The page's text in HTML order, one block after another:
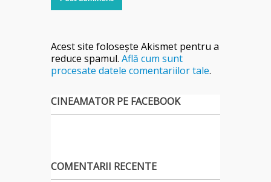
Acest site folosește Akismet pentru a
reduce spamul. Află cum sunt
procesate datele comentariilor tale.
CINEAMATOR PE FACEBOOK
COMENTARII RECENTE